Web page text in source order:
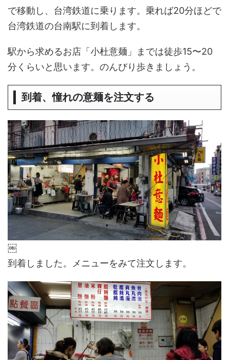
で移動し、台湾鉄道に乗ります。乗れば20分ほどで
台湾鉄道の台南駅に到着します。
駅から求めるお店「小杜意麺」までは徒歩15〜20
分くらいと思います。のんびり歩きましょう。
到着、憧れの意麺を注文する
￼
到着しました。メニューをみて注文します。